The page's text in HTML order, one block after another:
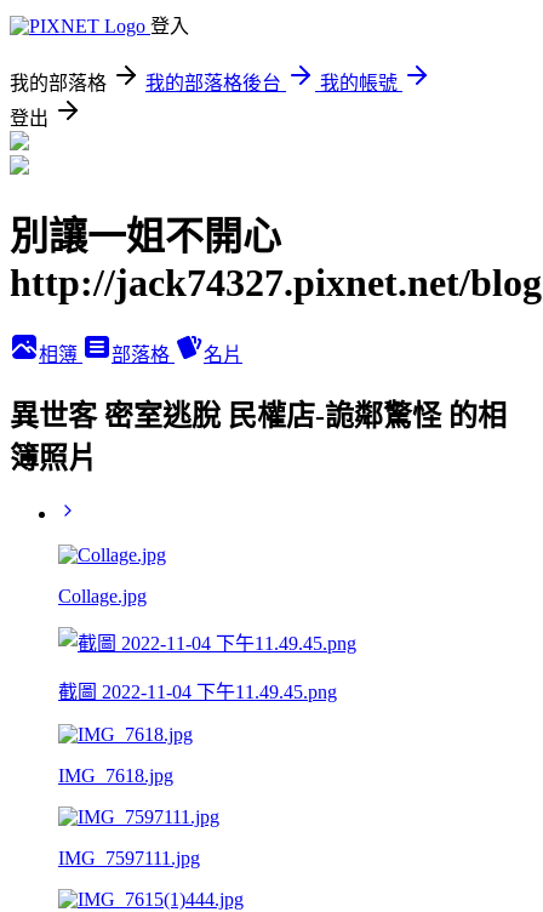
登入
我的部落格 我的部落格後台
我的帳號
登出
別讓一姐不開心
http://jack74327.pixnet.net/blog
相簿 部落格 名片
異世客 密室逃脫 民權店-詭鄰驚怪 的相
簿照片
Collage.jpg
截圖 2022-11-04 下午11.49.45.png
IMG_7618.jpg
IMG_7597111.jpg